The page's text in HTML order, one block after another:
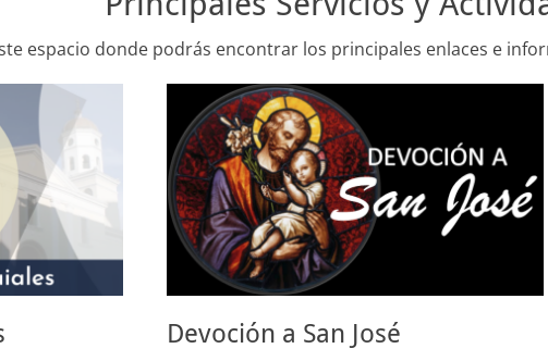
espacio donde podrás encontrar los principales enlaces e
Devoción a San José